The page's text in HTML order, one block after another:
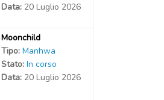
Data: 20 Luglio 2026
Moonchild
Tipo: Manhwa
Stato: In corso
Data: 20 Luglio 2026